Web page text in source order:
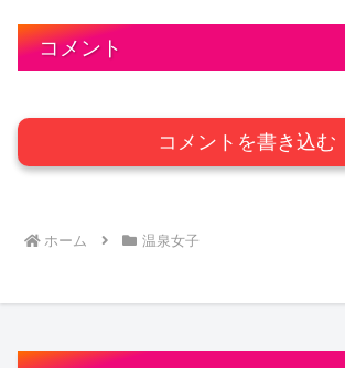
コメント
コメントを書き込む
ホーム 温泉女子